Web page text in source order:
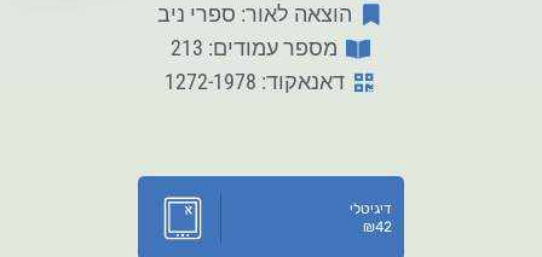
הוצאה לאור: ספרי ניב
מספר עמודים: 213
דאנאקוד: 1272-1978
דיגיטלי
₪42